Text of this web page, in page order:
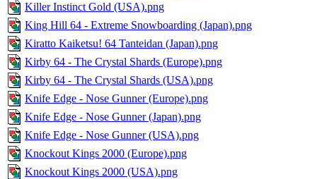
Killer Instinct Gold (USA).png
King Hill 64 - Extreme Snowboarding (Japan).png
Kiratto Kaiketsu! 64 Tanteidan (Japan).png
Kirby 64 - The Crystal Shards (Europe).png
Kirby 64 - The Crystal Shards (USA).png
Knife Edge - Nose Gunner (Europe).png
Knife Edge - Nose Gunner (Japan).png
Knife Edge - Nose Gunner (USA).png
Knockout Kings 2000 (Europe).png
Knockout Kings 2000 (USA).png